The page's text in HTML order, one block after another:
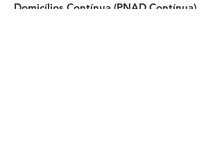
Domicílios Contínua (PNAD Contínua),